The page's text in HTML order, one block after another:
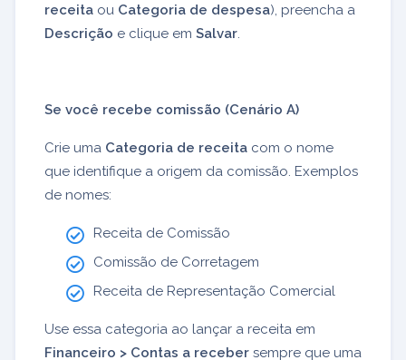
receita ou Categoria de despesa), preencha a
Descrição e clique em Salvar.
Se você recebe comissão (Cenário A)
Crie uma Categoria de receita com o nome
que identifique a origem da comissão. Exemplos
de nomes:
Receita de Comissão
Comissão de Corretagem
Receita de Representação Comercial
Use essa categoria ao lançar a receita em
Financeiro > Contas a receber sempre que uma